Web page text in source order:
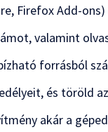
Firefox Add-
valamint
forrásból
és töröld
akár a